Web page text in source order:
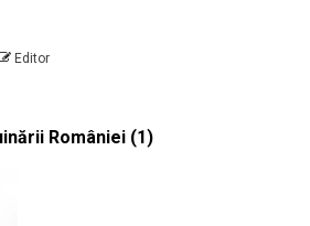
Editor
României (1)